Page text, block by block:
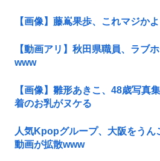
【画像】藤嶌果歩、これマジか
【動画アリ】秋田県職員、ラブ
www
【画像】雛形あきこ、48歳写真
着のお乳がヌケる
人気Kpopグループ、大阪をうん
動画が拡散www